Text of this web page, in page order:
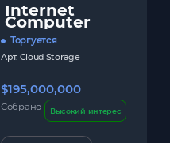
Internet
Computer
Торгуется
Арт. Cloud Storage
$195,000,000
Собрано Высокий интерес